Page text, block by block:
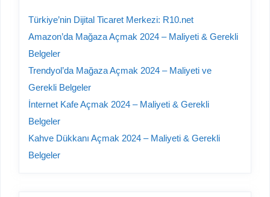
Türkiye’nin Dijital Ticaret Merkezi: R10.net
Amazon’da Mağaza Açmak 2024 – Maliyeti & Gerekli
Belgeler
Trendyol’da Mağaza Açmak 2024 – Maliyeti ve
Gerekli Belgeler
İnternet Kafe Açmak 2024 – Maliyeti & Gerekli
Belgeler
Kahve Dükkanı Açmak 2024 – Maliyeti & Gerekli
Belgeler